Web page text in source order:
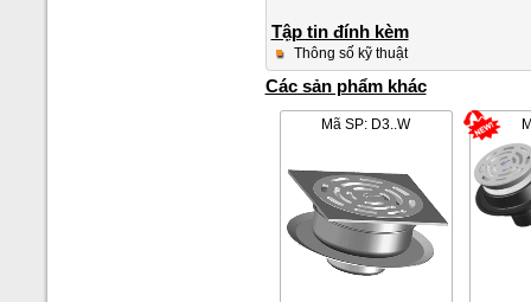
Tập tin đính kèm
Thông số kỹ thuật
Các sản phẩm khác
Mã SP: D3..W